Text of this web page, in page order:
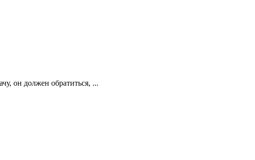
он должен обратиться, ...